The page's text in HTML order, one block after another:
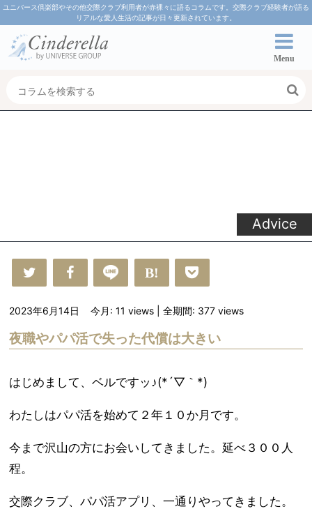
ユニバース倶楽部やその他交際クラブ利用者が赤裸々に語るコラムです。交際クラブ経験者が語る
リアルな愛人生活の記事が日々更新されています。
Menu
Advice
2023年6月14日 今月: 11views | 全期間: 377views
夜職やパパ活で失った代償は大きい
はじめまして、ベルですッ♪(*´▽｀*)
わたしはパパ活を始めて２年１０か月です。
今まで沢山の方にお会いしてきました。延べ３００人
程。
交際クラブ、パパ活アプリ、一通りやってきました。